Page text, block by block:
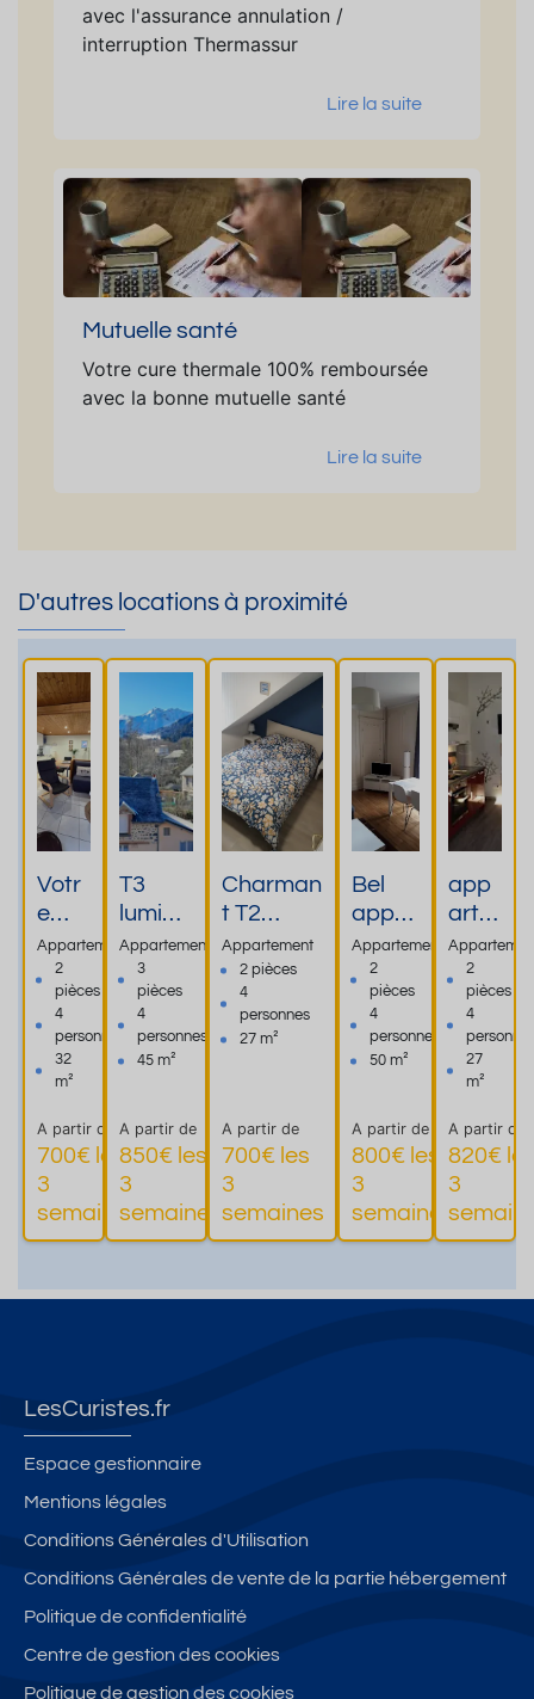
avec l'assurance annulation /
interruption Thermassur
Lire la suite
Mutuelle santé
Votre cure thermale 100% remboursée
avec la bonne mutuelle santé
Lire la suite
D'autres locations à proximité
Votr
e
refu
ge
cosy
au
Mon
Appartement
2
pièces
4
personnes
32
m²
A partir de
700€ les
3
semaines
Plus
d'informations
T3
lumine
ux et
calme
à 5
min. à
pied
es
Appartement
3
pièces
4
personnes
45 m²
A partir de
850€ les
3
semaines
d'informations
Charman
t T2
cosy-
Proche
Thermes
- Idéal
Appartement
2 pièces
4
personnes
27 m²
A partir de
700€ les
3
semaines
d'informations
Bel
appar
temen
t de
standi
ng T2
4
Appartement
2
pièces
4
personnes
50 m²
A partir de
800€ les
3
semaines
app
arte
men
t 2*
en
hype
cent
2
pièces
4
27
m²
A partir de
820€
3
LesCuristes.fr
Espace gestionnaire
Mentions légales
Conditions Générales d'Utilisation
Conditions Générales de vente de la partie hébergement
Politique de confidentialité
Centre de gestion des cookies
Politique de gestion des cookies